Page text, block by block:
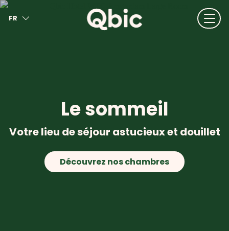
FR
En savoir plus
Le sommeil
Votre lieu de séjour astucieux et douillet
Découvrez nos chambres
Petit-déjeuner à volonté